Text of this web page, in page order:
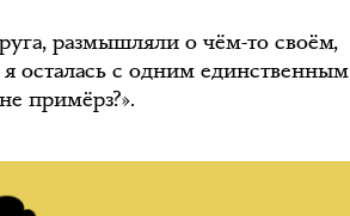
размышляли о чём-то своём,
осталась с одним единственным
примёрз?».